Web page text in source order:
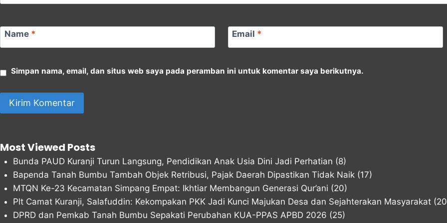
Name * Email *
Simpan nama, email, dan situs web saya pada peramban ini untuk komentar saya berikutnya.
Most Viewed Posts
Bunda PAUD Kuranji Turun Langsung, Pendidikan Anak Usia Dini Jadi Perhatian (8)
Bapenda Tanah Bumbu Tambah Objek Retribusi, Pajak Daerah Dipastikan Tidak Naik (17)
MTQN Ke-23 Kecamatan Simpang Empat: Ikhtiar Membangun Generasi Qur’ani (20)
Plt Camat Kuranji, Salafuddin: Kekompakan PKK Jadi Kunci Majukan Desa dan Sejahterakan Masyarakat
DPRD dan Pemkab Tanah Bumbu Sepakati Perubahan KUA-PPAS APBD 2026 (25)